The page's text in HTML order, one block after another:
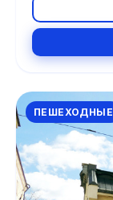
ПЕШЕХОДНЫЕ